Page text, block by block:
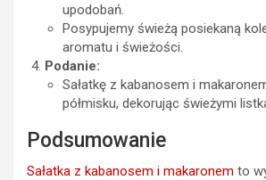
upodobań.
Posypujemy świeżą posiekaną
aromatu i świeżości.
Podanie:
Sałatkę z kabanosem i
półmisku, dekorując świeżymi
Podsumowanie
Sałatka z kabanosem i makaronem to